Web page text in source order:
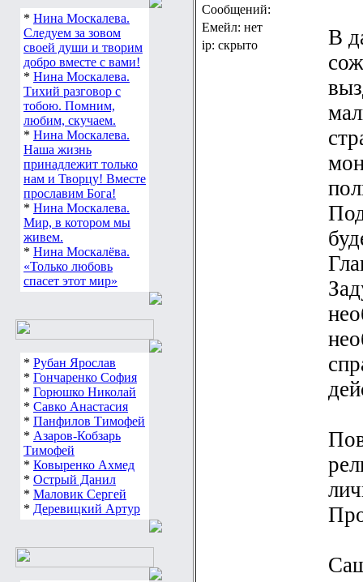
*Нина Москалева.
Следуем за зовом
своей души и творим
добро вместе с вами!
*Нина Москалева.
Тихий разговор с
тобою. Помним,
любим, скучаем.
*Нина Москалева.
Наша жизнь
принадлежит только
нам и Творцу! Вместе
прославим Бога!
*Нина Москалева.
Мир, в котором мы
живем.
*Нина Москалёва.
«Только любовь
* Рубан Ярослав
* Гончаренко София
* Горюшко Николай
* Савко Анастасия
* Панфилов Тимофей
*Азаров-Кобзарь
Тимофей
* Ковыренко Ахмед
* Острый Данил
* Маловик Сергей
Сообщений:
Емейл: нет
ip: скрыто
В